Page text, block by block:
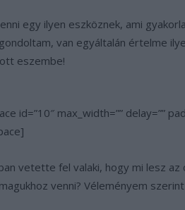
egy ilyen eszköznek, ami
van egyáltalán értelme
eszembe!
id=”10″ max_width=”” delay=””
vetette fel valaki, hogy mi lesz
venni? Véleményem